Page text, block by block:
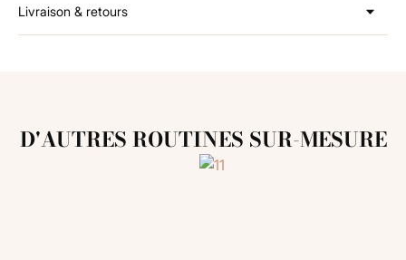
Livraison & retours
D'AUTRES ROUTINES SUR-MESURE